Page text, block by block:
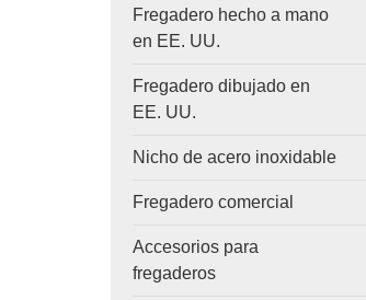
Fregadero hecho a mano
en EE. UU.
Fregadero dibujado en
EE. UU.
Nicho de acero inoxidable
Fregadero comercial
Accesorios para
fregaderos